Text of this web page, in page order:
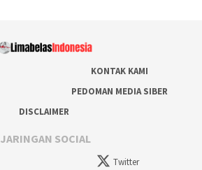
KONTAK KAMI
PEDOMAN MEDIA SIBER
DISCLAIMER
JARINGAN SOCIAL
Twitter